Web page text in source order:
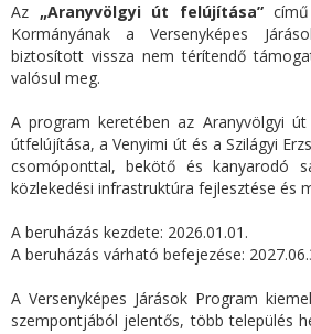
Az „Aranyvölgyi út felújítása”című
Kormányának a Versenyképes
biztosított vissza nem térítendő
valósul meg.
A program keretében az Aranyvölgyi
útfelújítása, a Venyimi út és a Szilágyi
csomóponttal, bekötő és kanyarodó
közlekedési infrastruktúra fejlesztése és
A beruházás kezdete: 2026.01.01.
A beruházás várható befejezése:
A Versenyképes Járások Program
szempontjából jelentős, több település